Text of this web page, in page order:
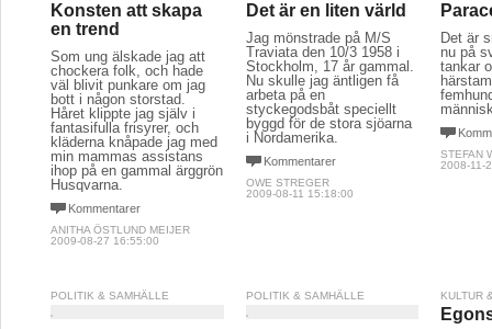
Konsten att skapa
en trend
Som ung älskade jag att
chockera folk, och hade
väl blivit punkare om jag
bott i någon storstad.
Håret klippte jag själv i
fantasifulla frisyrer, och
kläderna knåpade jag med
min mammas assistans
ihop på en gammal ärggrön
Husqvarna.
Kommentarer
ANITHA ÖSTLUND MEIJER
2009-08-27 16:55:00
Det är en liten värld
Jag mönstrade på M/S
Traviata den 10/3 1958 i
Stockholm, 17 år gammal.
Nu skulle jag äntligen få
arbeta på en
styckegodsbåt speciellt
byggd för de stora sjöarna
i Nordamerika.
Kommentarer
OWE STREGER
2009-08-11 15:18:00
Det är
nu på
tankar
STEFAN
2008-11-
POLITIK & SAMHÄLLE POLITIK & SAMHÄLLE KULTUR